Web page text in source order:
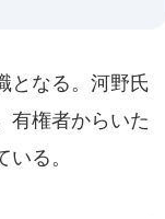
となる。河野氏
有権者からいた
る。